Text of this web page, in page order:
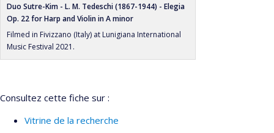
Duo Sutre-Kim - L. M. Tedeschi (1867-1944) - Elegia
Op. 22 for Harp and Violin in A minor
Filmed in Fivizzano (Italy) at Lunigiana International
Music Festival 2021.
Consultez cette fiche sur :
Vitrine de la recherche